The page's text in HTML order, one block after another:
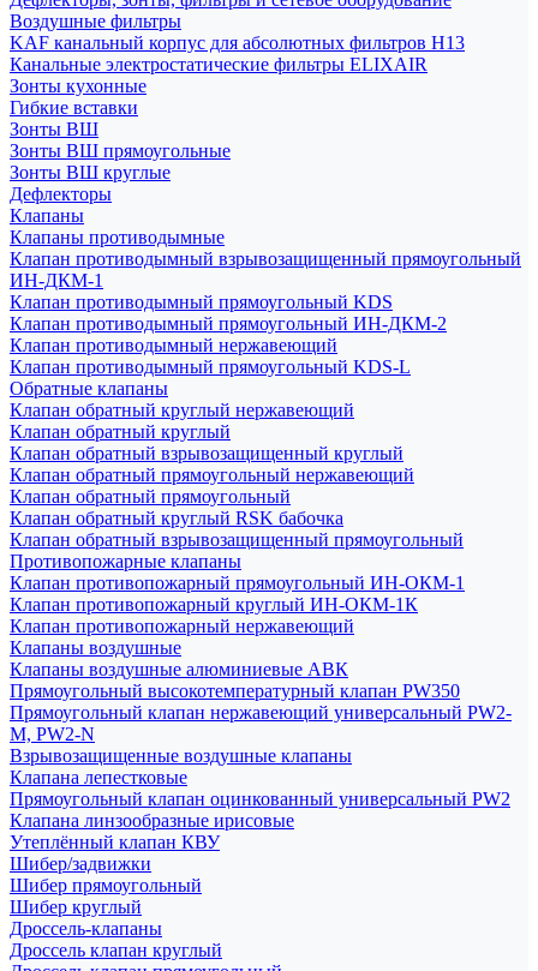
Воздушные фильтры
KAF канальный корпус для абсолютных фильтров H13
Канальные электростатические фильтры ELIXAIR
Зонты кухонные
Гибкие вставки
Зонты ВШ
Зонты ВШ прямоугольные
Зонты ВШ круглые
Дефлекторы
Клапаны
Клапаны противодымные
Клапан противодымный взрывозащищенный прямоугольный
ИН-ДКМ-1
Клапан противодымный прямоугольный KDS
Клапан противодымный прямоугольный ИН-ДКМ-2
Клапан противодымный нержавеющий
Клапан противодымный прямоугольный KDS-L
Обратные клапаны
Клапан обратный круглый нержавеющий
Клапан обратный круглый
Клапан обратный взрывозащищенный круглый
Клапан обратный прямоугольный нержавеющий
Клапан обратный прямоугольный
Клапан обратный круглый RSK бабочка
Клапан обратный взрывозащищенный прямоугольный
Противопожарные клапаны
Клапан противопожарный прямоугольный ИН-ОКМ-1
Клапан противопожарный круглый ИН-ОКМ-1К
Клапан противопожарный нержавеющий
Клапаны воздушные
Клапаны воздушные алюминиевые АВК
Прямоугольный высокотемпературный клапан PW350
Прямоугольный клапан нержавеющий универсальный PW2-
M, PW2-N
Взрывозащищенные воздушные клапаны
Клапана лепестковые
Прямоугольный клапан оцинкованный универсальный PW2
Клапана линзообразные ирисовые
Утеплённый клапан КВУ
Шибер/задвижки
Шибер прямоугольный
Шибер круглый
Дроссель-клапаны
Дроссель клапан круглый